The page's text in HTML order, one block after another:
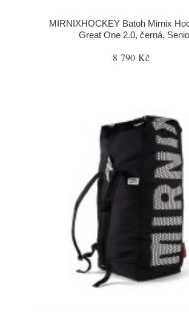
MIRNIXHOCKEY Batoh Mirnix
Great One 2.0, černá,
8 790 Kč